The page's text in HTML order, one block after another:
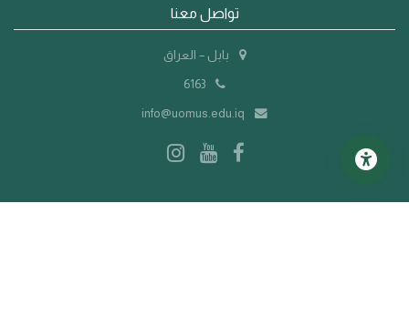
تواصل معنا
بابل – العراق
info@uomus.edu.iq